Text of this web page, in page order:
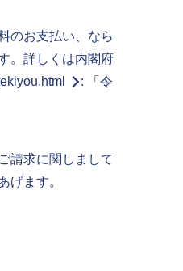
のお支払い、なら
。詳しくは内閣府
: 「令
請求に関しまして
げます。